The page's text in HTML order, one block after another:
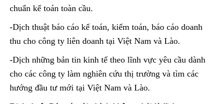
chuẩn kế toán toàn cầu.
-Dịch thuật báo cáo kế toán, kiểm toán, báo cáo doanh
thu cho công ty liên doanh tại Việt Nam và Lào.
-Dịch những bản tin kinh tế theo lĩnh vực yêu cầu dành
cho các công ty làm nghiên cứu thị trường và tìm các
hướng đầu tư mới tại Việt Nam và Lào.